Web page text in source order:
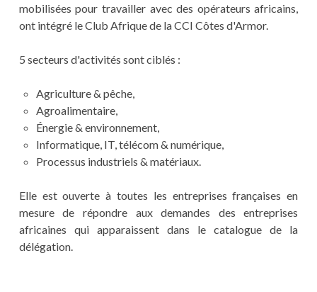
mobilisées pour travailler avec des opérateurs africains,
ont intégré le Club Afrique de la CCI Côtes d'Armor.
5 secteurs d'activités sont ciblés :
Agriculture & pêche,
Agroalimentaire,
Énergie & environnement,
Informatique, IT, télécom & numérique,
Processus industriels & matériaux.
Elle est ouverte à toutes les entreprises françaises en
mesure de répondre aux demandes des entreprises
africaines qui apparaissent dans le catalogue de la
délégation.